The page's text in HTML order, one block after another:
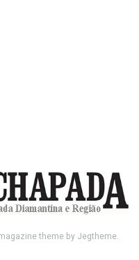
theme by Jegtheme.